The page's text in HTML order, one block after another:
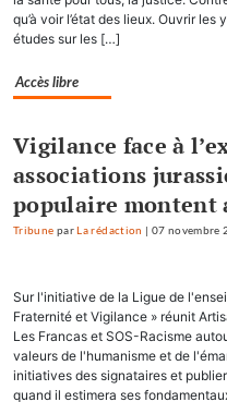
qu’à voir l’état des lieux. Ouvrir
études sur les […]
Accès libre
Vigilance face à
associations
populaire montent
Tribune parLa rédaction | 07 novembre
Sur l'initiative de la Ligue de
Fraternité et Vigilance » réunit
Les Francas et SOS-Racisme
valeurs de l'humanisme et de
initiatives des signataires et
quand il estimera ses